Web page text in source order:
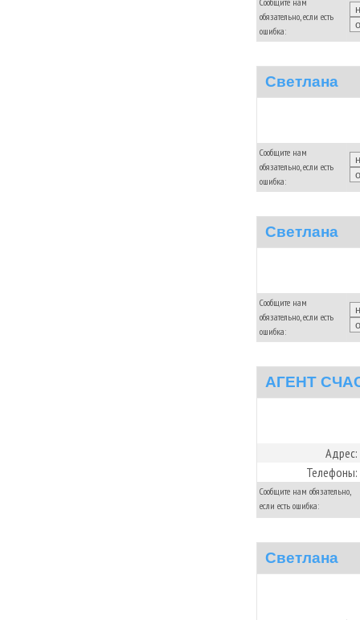
обязательно, если есть
ошибка:
Светлана
Сообщите нам
обязательно, если есть
ошибка:
Светлана
Сообщите нам
обязательно, если есть
ошибка:
АГЕНТ
Адрес:
Телефоны:
Сообщите нам обязательно,
если есть ошибка:
Светлана